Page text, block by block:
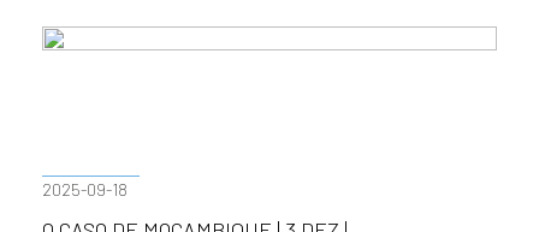
2025-09-18